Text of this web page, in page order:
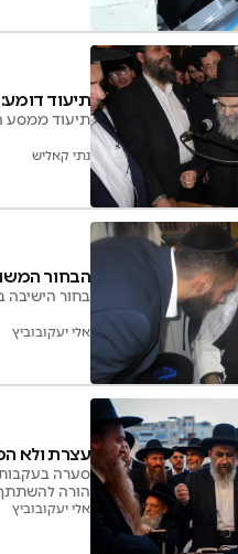
תיעוד
תיעוד ממסע
נתי קאליש
הבחור
בחור הישיבה ברוך יצחקוב
אלי יעקובוביץ
עצרת ולא
סערה
הורה להשתתף
אלי יעקובוביץ